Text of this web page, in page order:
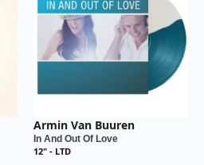
Armin Van Buuren
In And Out Of Love
12" - LTD